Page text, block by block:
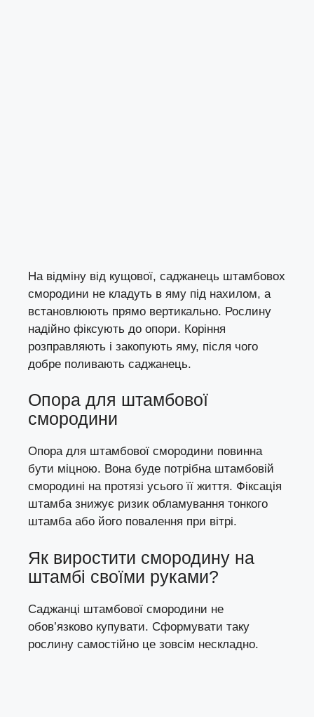
На відміну від кущової, саджанець штамбовох
смородини не кладуть в яму під нахилом, а
встановлюють прямо вертикально. Рослину
надійно фіксують до опори. Коріння
розправляють і закопують яму, після чого
добре поливають саджанець.
Опора для штамбової
смородини
Опора для штамбової смородини повинна
бути міцною. Вона буде потрібна штамбовій
смородині на протязі усього її життя. Фіксація
штамба знижує ризик обламування тонкого
штамба або його повалення при вітрі.
Як виростити смородину на
штамбі своїми руками?
Саджанці штамбової смородини не
обов’язково купувати. Сформувати таку
рослину самостійно це зовсім нескладно.